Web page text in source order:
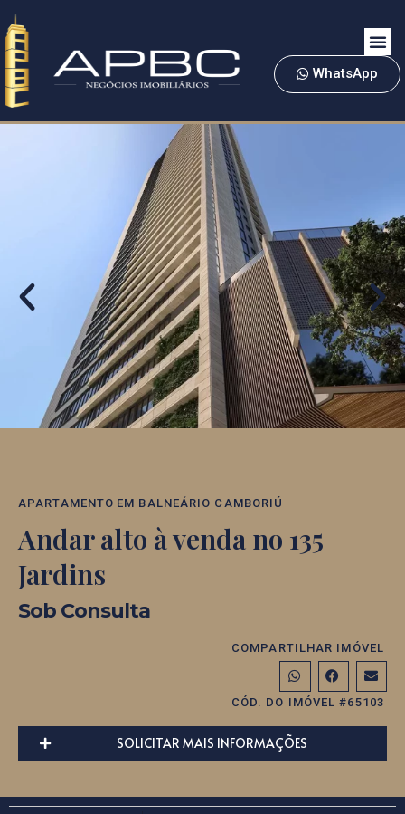
WhatsApp
APARTAMENTO EM BALNEÁRIO CAMBORIÚ
Andar alto à venda no 135
Jardins
Sob Consulta
COMPARTILHAR IMÓVEL
CÓD. DO IMÓVEL #65103
SOLICITAR MAIS INFORMAÇÕES